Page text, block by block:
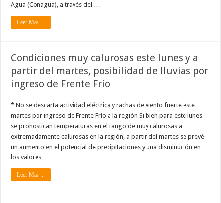
Agua (Conagua), a través del …
Leer Mas ...
Condiciones muy calurosas este lunes y a
partir del martes, posibilidad de lluvias por
ingreso de Frente Frío
* No se descarta actividad eléctrica y rachas de viento fuerte este
martes por ingreso de Frente Frío a la región Si bien para este lunes
se pronostican temperaturas en el rango de muy calurosas a
extremadamente calurosas en la región, a partir del martes se prevé
un aumento en el potencial de precipitaciones y una disminución en
los valores …
Leer Mas ...